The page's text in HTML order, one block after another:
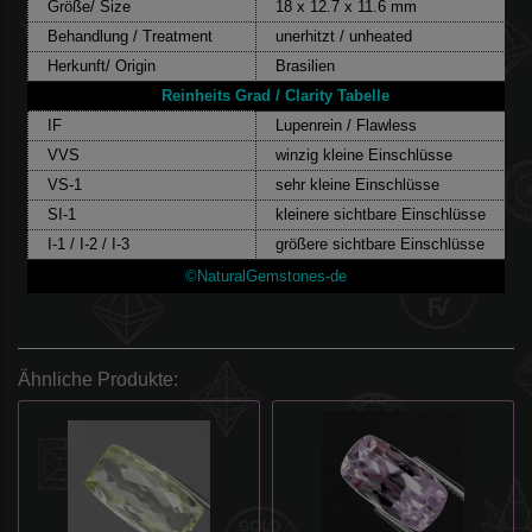
Größe/ Size
18 x 12.7 x 11.6 mm
Behandlung / Treatment
unerhitzt / unheated
Herkunft/ Origin
Brasilien
Reinheits Grad / Clarity Tabelle
IF
Lupenrein / Flawless
VVS
winzig kleine Einschlüsse
VS-1
sehr kleine Einschlüsse
SI-1
kleinere sichtbare Einschlüsse
I-1 / I-2 / I-3
größere sichtbare Einschlüsse
©NaturalGemstones-de
Ähnliche Produkte: